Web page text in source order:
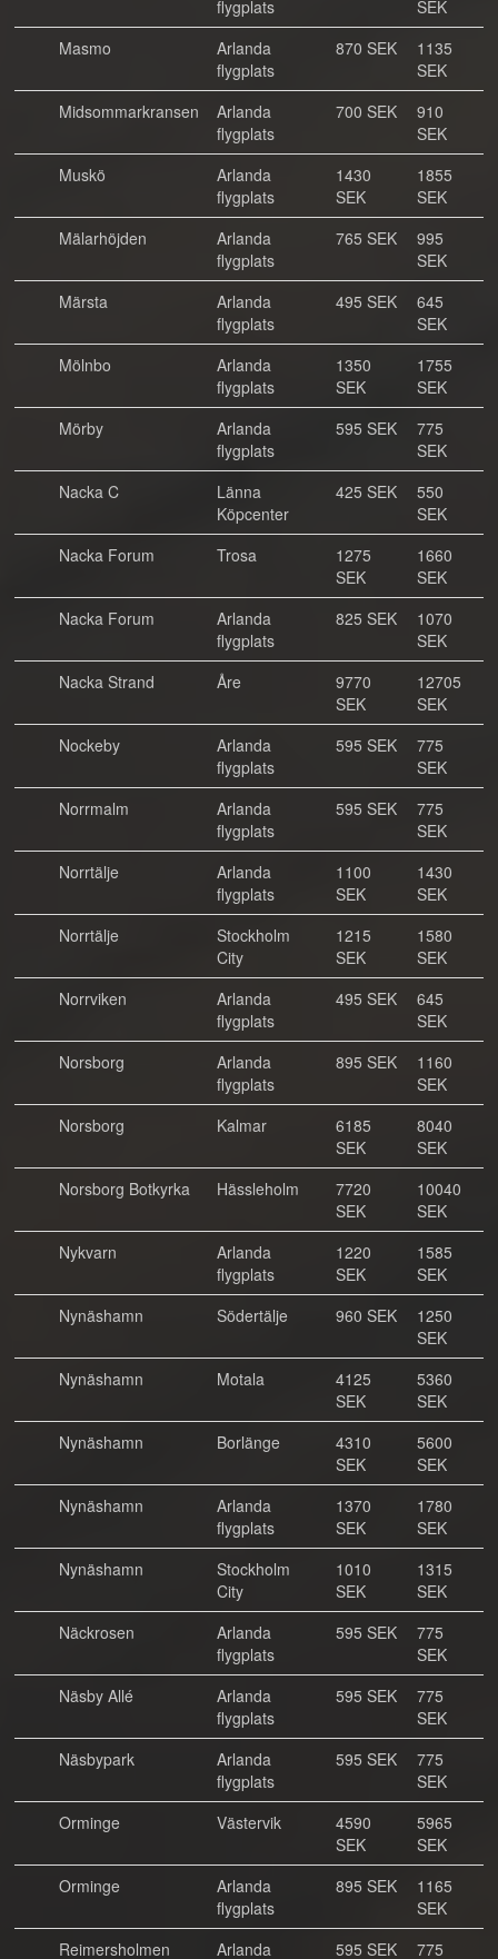
flygplats
SEK
Masmo
Arlanda
flygplats
870 SEK
1135
SEK
Midsommarkransen
Arlanda
flygplats
700 SEK
910
SEK
Muskö
Arlanda
flygplats
1430
SEK
1855
SEK
Mälarhöjden
Arlanda
flygplats
765 SEK
995
SEK
Märsta
Arlanda
flygplats
495 SEK
645
SEK
Mölnbo
Arlanda
flygplats
1350
SEK
1755
SEK
Mörby
Arlanda
flygplats
595 SEK
775
SEK
Nacka C
Länna
Köpcenter
425 SEK
550
SEK
Nacka Forum
Trosa
1275
SEK
1660
SEK
Nacka Forum
Arlanda
flygplats
825 SEK
1070
SEK
Nacka Strand
Åre
9770
SEK
12705
SEK
Nockeby
Arlanda
flygplats
595 SEK
775
SEK
Norrmalm
Arlanda
flygplats
595 SEK
775
SEK
Norrtälje
Arlanda
flygplats
1100
SEK
1430
SEK
Norrtälje
Stockholm
City
1215
SEK
1580
SEK
Norrviken
Arlanda
flygplats
495 SEK
645
SEK
Norsborg
Arlanda
flygplats
895 SEK
1160
SEK
Norsborg
Kalmar
6185
SEK
8040
SEK
Norsborg Botkyrka
Hässleholm
7720
SEK
10040
SEK
Nykvarn
Arlanda
flygplats
1220
SEK
1585
SEK
Nynäshamn
Södertälje 960 SEK
1250
SEK
Nynäshamn
Motala
4125
SEK
5360
SEK
Nynäshamn
Borlänge
4310
SEK
5600
SEK
Nynäshamn
Arlanda
flygplats
1370
SEK
1780
SEK
Nynäshamn
Stockholm
City
1010
SEK
1315
SEK
Näckrosen
Arlanda
flygplats
595 SEK
775
SEK
Näsby Allé
Arlanda
flygplats
595 SEK
775
SEK
Näsbypark
Arlanda
flygplats
595 SEK
775
SEK
Orminge
Västervik
4590
SEK
5965
SEK
Orminge
Arlanda
flygplats
895 SEK
1165
SEK
Reimersholmen
Arlanda 595 SEK 775